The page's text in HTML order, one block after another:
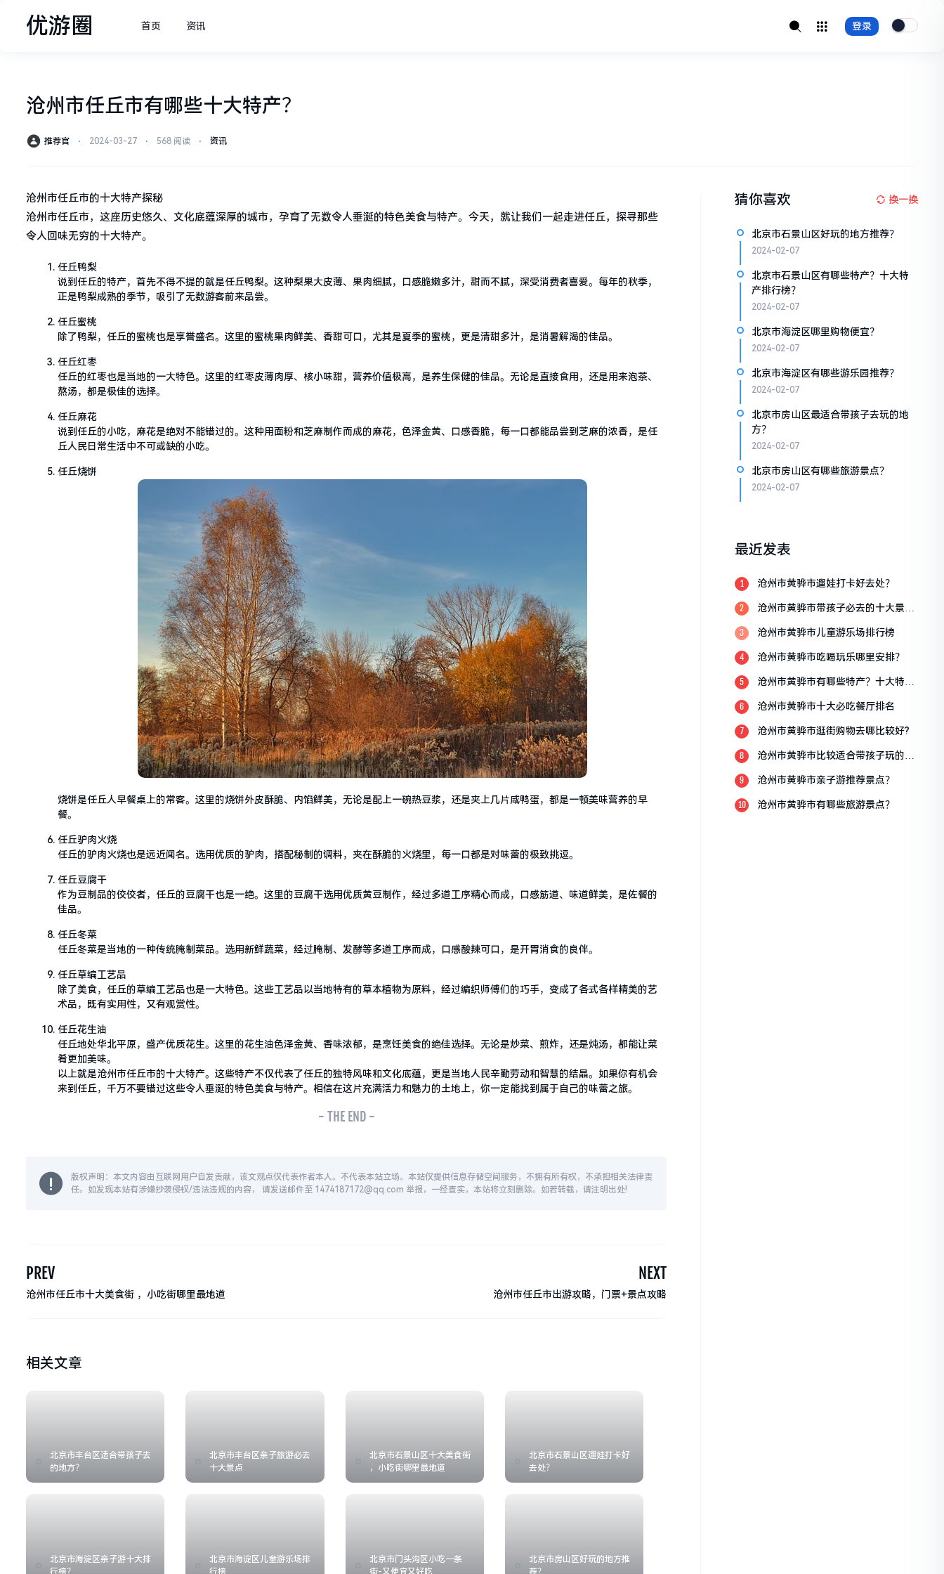
优游圈 首页 资讯 登录
沧州市任丘市有哪些十大特产？
推荐官 ⋅ 2024-03-27 ⋅ 568 阅读 ⋅ 资讯
沧州市任丘市的十大特产探秘
沧州市任丘市，这座历史悠久、文化底蕴深厚的城市，孕育了无数令人垂涎的特色美食与特产。今天，就让我们一起走进任丘，探寻那些
令人回味无穷的十大特产。
任丘鸭梨
说到任丘的特产，首先不得不提的就是任丘鸭梨。这种梨果大皮薄、果肉细腻，口感脆嫩多汁，甜而不腻，深受消费者喜爱。每年的秋季，
正是鸭梨成熟的季节，吸引了无数游客前来品尝。
任丘蜜桃
除了鸭梨，任丘的蜜桃也是享誉盛名。这里的蜜桃果肉鲜美、香甜可口，尤其是夏季的蜜桃，更是清甜多汁，是消暑解渴的佳品。
任丘红枣
任丘的红枣也是当地的一大特色。这里的红枣皮薄肉厚、核小味甜，营养价值极高，是养生保健的佳品。无论是直接食用，还是用来泡茶、
熬汤，都是极佳的选择。
任丘麻花
说到任丘的小吃，麻花是绝对不能错过的。这种用面粉和芝麻制作而成的麻花，色泽金黄、口感香脆，每一口都能品尝到芝麻的浓香，是任
丘人民日常生活中不可或缺的小吃。
任丘烧饼
烧饼是任丘人早餐桌上的常客。这里的烧饼外皮酥脆、内馅鲜美，无论是配上一碗热豆浆，还是夹上几片咸鸭蛋，都是一顿美味营养的早
餐。
任丘驴肉火烧
任丘的驴肉火烧也是远近闻名。选用优质的驴肉，搭配秘制的调料，夹在酥脆的火烧里，每一口都是对味蕾的极致挑逗。
任丘豆腐干
作为豆制品的佼佼者，任丘的豆腐干也是一绝。这里的豆腐干选用优质黄豆制作，经过多道工序精心而成，口感筋道、味道鲜美，是佐餐的
佳品。
任丘冬菜
任丘冬菜是当地的一种传统腌制菜品。选用新鲜蔬菜，经过腌制、发酵等多道工序而成，口感酸辣可口，是开胃消食的良伴。
任丘草编工艺品
除了美食，任丘的草编工艺品也是一大特色。这些工艺品以当地特有的草本植物为原料，经过编织师傅们的巧手，变成了各式各样精美的艺
术品，既有实用性，又有观赏性。
任丘花生油
任丘地处华北平原，盛产优质花生。这里的花生油色泽金黄、香味浓郁，是烹饪美食的绝佳选择。无论是炒菜、煎炸，还是炖汤，都能让菜
肴更加美味。
以上就是沧州市任丘市的十大特产。这些特产不仅代表了任丘的独特风味和文化底蕴，更是当地人民辛勤劳动和智慧的结晶。如果你有机会
来到任丘，千万不要错过这些令人垂涎的特色美食与特产。相信在这片充满活力和魅力的土地上，你一定能找到属于自己的味蕾之旅。
- THE END -
版权声明：本文内容由互联网用户自发贡献，该文观点仅代表作者本人。不代表本站立场。本站仅提供信息存储空间服务，不拥有所有权，不承担相关法律责
任。如发现本站有涉嫌抄袭侵权/违法违规的内容， 请发送邮件至 1474187172@qq.com 举报，一经查实，本站将立刻删除。如若转载，请注明出处!
PREV
沧州市任丘市十大美食街 ，小吃街哪里最地道
NEXT
沧州市任丘市出游攻略，门票+景点攻略
相关文章
北京市丰台区适合带孩子去
的地方？
北京市丰台区亲子旅游必去
十大景点
北京市石景山区十大美食街
，小吃街哪里最地道
北京市石景山区遛娃打卡好
去处？
北京市海淀区亲子游十大排
行榜？
北京市海淀区儿童游乐场排
行榜
北京市门头沟区小吃一条
街-又便宜又好吃
北京市房山区好玩的地方推
荐？
猜你喜欢 换一换
北京市石景山区好玩的地方推荐？
2024-02-07
北京市石景山区有哪些特产？十大特
产排行榜？
2024-02-07
北京市海淀区哪里购物便宜？
2024-02-07
北京市海淀区有哪些游乐园推荐？
2024-02-07
北京市房山区最适合带孩子去玩的地
方？
2024-02-07
北京市房山区有哪些旅游景点？
2024-02-07
最近发表
1 沧州市黄骅市遛娃打卡好去处？
2
沧州市黄骅市带孩子必去的十大景
3 沧州市黄骅市儿童游乐场排行榜
4 沧州市黄骅市吃喝玩乐哪里安排？
5
沧州市黄骅市有哪些特产？十大特产
6 沧州市黄骅市十大必吃餐厅排名
7 沧州市黄骅市逛街购物去哪比较好?
8
沧州市黄骅市比较适合带孩子玩的地
9 沧州市黄骅市亲子游推荐景点？
10 沧州市黄骅市有哪些旅游景点？